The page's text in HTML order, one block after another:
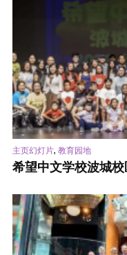
主页幻灯片, 教育园地
希望中文学校波城